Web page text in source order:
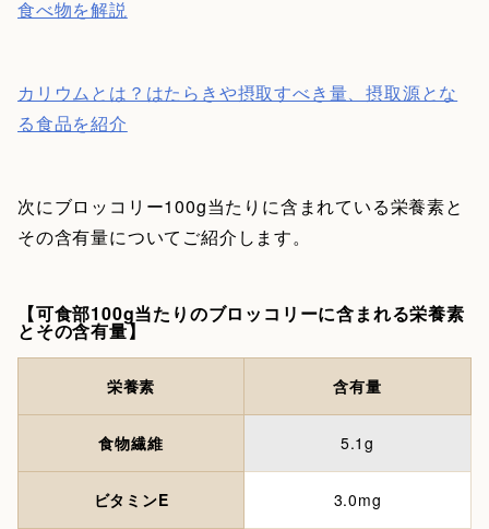
食べ物を解説
カリウムとは？はたらきや摂取すべき量、摂取源とな
る食品を紹介
次にブロッコリー100g当たりに含まれている栄養素と
その含有量についてご紹介します。
【可食部100g当たりのブロッコリーに含まれる栄養素
とその含有量】
栄養素 含有量
食物繊維 5.1g
ビタミンE 3.0mg